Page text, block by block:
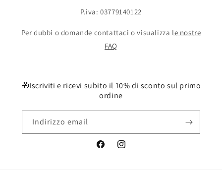
P.iva: 03779140122
Per dubbi o domande contattaci o visualizza le nostre
FAQ
🎁Iscriviti e ricevi subito il 10% di sconto sul primo
ordine
Indirizzo email
FacebookInstagram